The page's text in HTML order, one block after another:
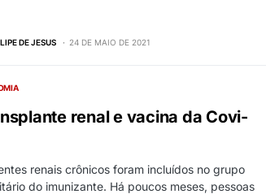
DE JESUS 24 DE MAIO DE 2021
renal e vacina da Covi-
renais crônicos foram incluídos no grupo
do imunizante. Há poucos meses, pessoas